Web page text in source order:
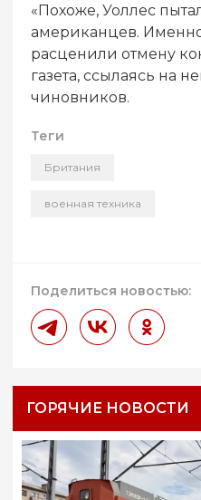
«Похоже, Уоллес
американцев.
расценили отмену
газета, ссылаясь на
чиновников.
Теги
Британия
военная техника
Поделиться новостью:
ГОРЯЧИЕ НОВОСТИ